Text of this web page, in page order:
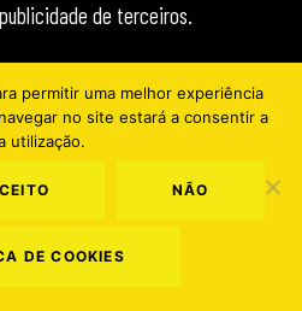
de terceiros.
para direcionar a
de cada utilizador,
vezes do visionamento do
permitir uma melhor experiência
no site estará a consentir a
utilização.
NÃO
DE COOKIES